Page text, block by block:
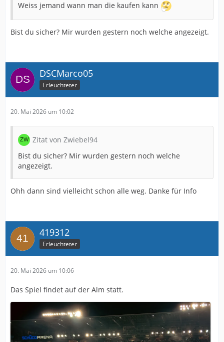
Weiss jemand wann man die kaufen kann
Bist du sicher? Mir wurden gestern noch welche angezeigt.
DSCMarco05
Erleuchteter
20. Mai 2026 um 10:02
Zitat von Zwiebel94
Bist du sicher? Mir wurden gestern noch welche
angezeigt.
Ohh dann sind vielleicht schon alle weg. Danke für Info
419312
Erleuchteter
20. Mai 2026 um 10:06
Das Spiel findet auf der Alm statt.